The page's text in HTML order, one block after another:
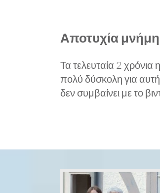
Αποτυχία
Τα τελευταία 2 χρόνια
πολύ δύσκολη για
δεν συμβαίνει με το